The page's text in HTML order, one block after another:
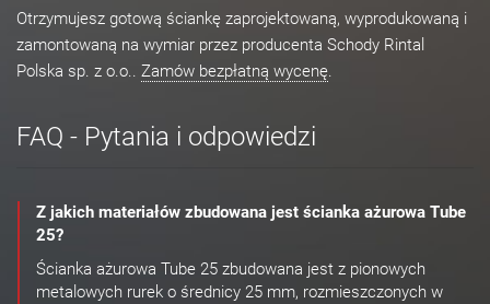
Otrzymujesz gotową ściankę zaprojektowaną, wyprodukowaną i
zamontowaną na wymiar przez producenta Schody Rintal
Polska sp. z o.o.. Zamów bezpłatną wycenę.
FAQ - Pytania i odpowiedzi
Z jakich materiałów zbudowana jest ścianka ażurowa Tube
25?
Ścianka ażurowa Tube 25 zbudowana jest z pionowych
metalowych rurek o średnicy 25 mm, rozmieszczonych w